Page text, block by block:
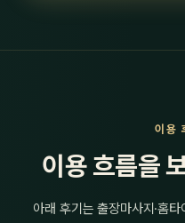
이용
이용 흐름을
아래 후기는 출장마사지·홈